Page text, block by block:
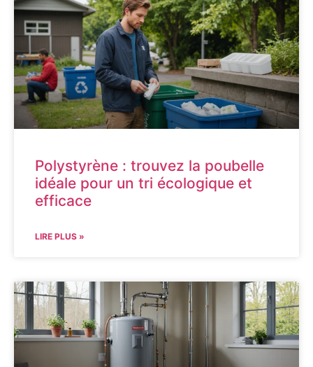
Polystyrène : trouvez la poubelle
idéale pour un tri écologique et
efficace
LIRE PLUS »